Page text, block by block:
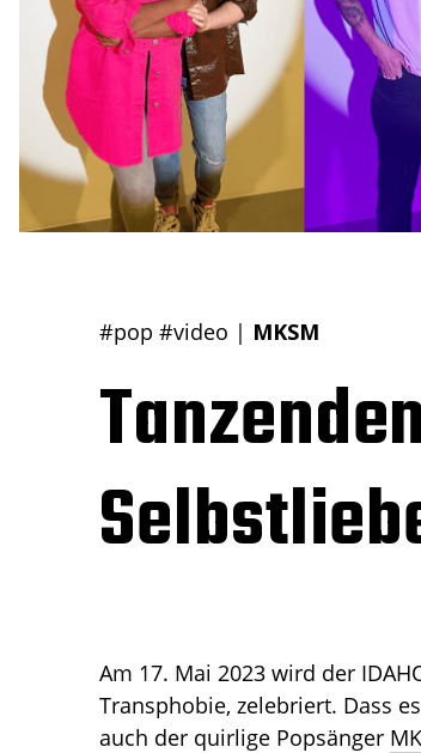
#pop #video | MKSM
Am 17. Mai 2023 wird der
Transphobie, zelebriert. Dass
auch der quirlige Popsänger